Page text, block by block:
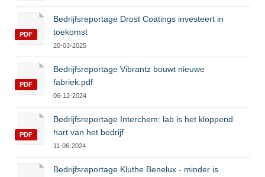
PDF
Bedrijfsreportage Drost Coatings investeert in
toekomst
20-03-2025
PDF
Bedrijfsreportage Vibrantz bouwt nieuwe
fabriek.pdf
06-12-2024
PDF
Bedrijfsreportage Interchem: lab is het kloppend
hart van het bedrijf
11-06-2024
Bedrijfsreportage Kluthe Benelux - minder is